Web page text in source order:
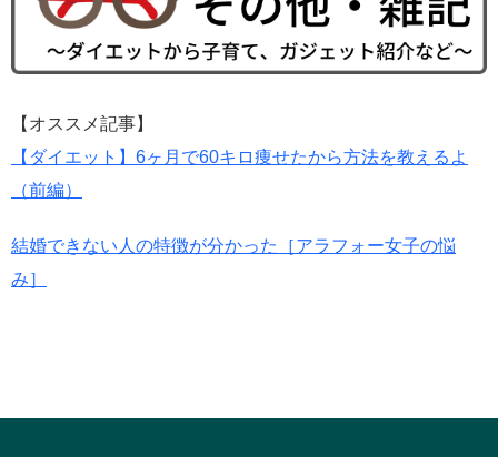
【オススメ記事】
【ダイエット】6ヶ月で60キロ痩せたから方法を教えるよ
（前編）
結婚できない人の特徴が分かった［アラフォー女子の悩
み］